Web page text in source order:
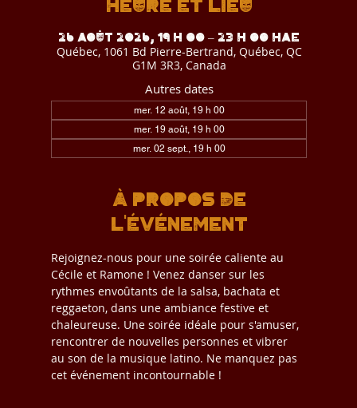
Heure et lieu
26 août 2026, 19 h 00 – 23 h 00 HAE
Québec, 1061 Bd Pierre-Bertrand, Québec, QC
G1M 3R3, Canada
Autres dates
mer. 12 août, 19 h 00
mer. 19 août, 19 h 00
mer. 02 sept., 19 h 00
À propos de
l'événement
Rejoignez-nous pour une soirée caliente au
Cécile et Ramone ! Venez danser sur les
rythmes envoûtants de la salsa, bachata et
reggaeton, dans une ambiance festive et
chaleureuse. Une soirée idéale pour s'amuser,
rencontrer de nouvelles personnes et vibrer
au son de la musique latino. Ne manquez pas
cet événement incontournable !